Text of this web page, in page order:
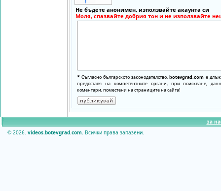
Не бъдете анонимен, използвайте акаунта си
Моля, спазвайте добрия тон и не използвайте
* Съгласно българското законодателство,botevgrad.com е
предоставя на компетентните органи, при поискване,
коментари, поместени на страниците на сайта!
за
© 2026. videos.botevgrad.com. Всички права запазени.